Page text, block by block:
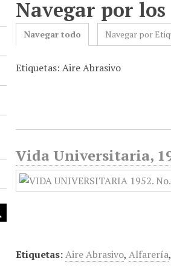
Navegar por
Navegar todo Navegar por
Etiquetas: Aire Abrasivo
Vida Universitaria,
Etiquetas:Aire Abrasivo,Alfarería,